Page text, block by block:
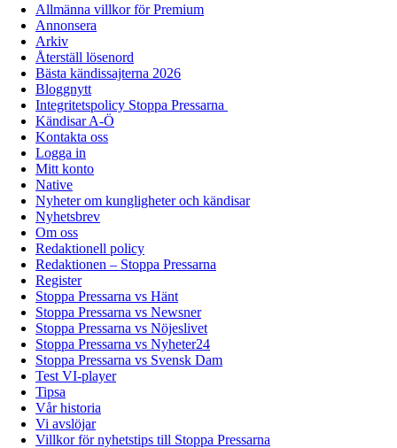
Allmänna villkor för Premium
Annonsera
Arkiv
Återställ lösenord
Bästa kändissajterna 2026
Bloggnytt
Integritetspolicy Stoppa Pressarna
Kändisar A-Ö
Kontakta oss
Logga in
Mitt konto
Native
Nyheter om kungligheter och kändisar
Nyhetsbrev
Om oss
Redaktionell policy
Redaktionen – Stoppa Pressarna
Register
Stoppa Pressarna vs Hänt
Stoppa Pressarna vs Newsner
Stoppa Pressarna vs Nöjeslivet
Stoppa Pressarna vs Nyheter24
Stoppa Pressarna vs Svensk Dam
Test VI-player
Tipsa
Vår historia
Vi avslöjar
Villkor för nyhetstips till Stoppa Pressarna